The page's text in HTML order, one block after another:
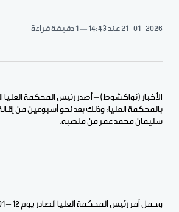
21-01-2026عند 14:43 1 دقيقة قراءة
الأخبار (نواكشوط) – أصدر رئيس المحكمة
بالمحكمة العليا، وذلك بعد نحو أسبوعين من
سليمان محمد عمر من منصبه.
وحمل أمر رئيس المحكمة العليا الصادر يوم 12 – 01 – 2026، الرقم: 2026/02، وتم بموجبه توزيع المستشارين على غرف المحكمة.